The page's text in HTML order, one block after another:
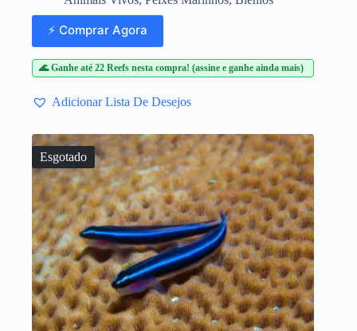
⚡ Comprar Agora
🌊 Ganhe até 22 Reefs nesta compra! (assine e ganhe ainda mais)
Adicionar Lista De Desejos
Esgotado